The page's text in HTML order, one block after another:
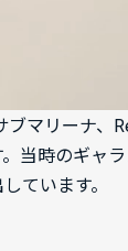
ブマリーナ、
当時のギャ
ています。